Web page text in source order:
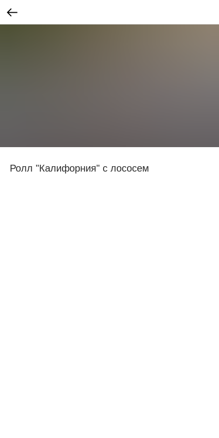
Ролл "Калифорния" с лососем